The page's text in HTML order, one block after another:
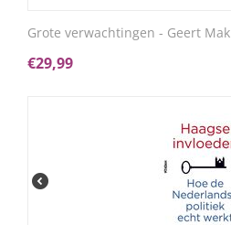
Grote verwachtingen - Geert Mak
€29,99